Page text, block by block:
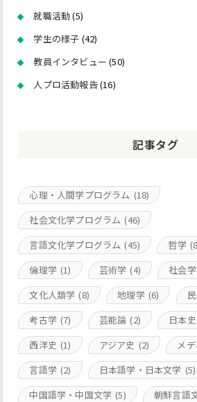
就職活動(5)
学生の様子 (42)
教員インタビュー (50)
人プロ活動報告(16)
記事タグ
心理・人間学プログラム (18)
社会文化学プログラム (46)
言語文化学プログラム (45) 哲学
倫理学 (1) 芸術学 (4) 社会学
文化人類学 (8) 地理学 (6)
考古学 (7) 芸能論 (2) 日本史
西洋史 (1) アジア史 (2) メ
言語学 (2) 日本語学・日本文学 (5)
中国語学・中国文学 (5) 朝鮮言語